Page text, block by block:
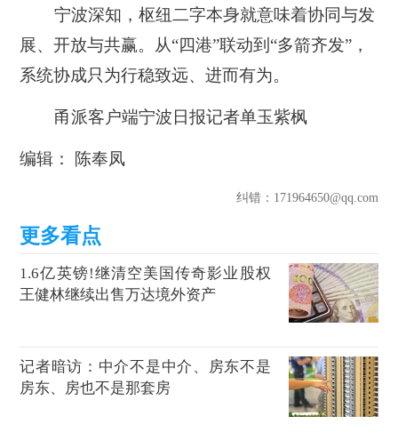
宁波深知，枢纽二字本身就意味着协同与发
展、开放与共赢。从“四港”联动到“多箭齐发”，
系统协成只为行稳致远、进而有为。
甬派客户端宁波日报记者单玉紫枫
编辑： 陈奉凤
纠错：171964650@qq.com
1.6亿英镑!继清空美国传奇影业股权
王健林继续出售万达境外资产
记者暗访：中介不是中介、房东不是
房东、房也不是那套房